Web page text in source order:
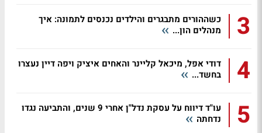
3
כשההורים מתבגרים והילדים נכנסים לתמונה: איך
מנהלים הון...
4
דודי אפל, מיכאל קליינר והאחים איציק ויפה דיין נעצרו
בחשד...
5
עו"ד דיווח על עסקת נדל"ן אחרי 9 שנים, והתביעה נגדו
נדחתה